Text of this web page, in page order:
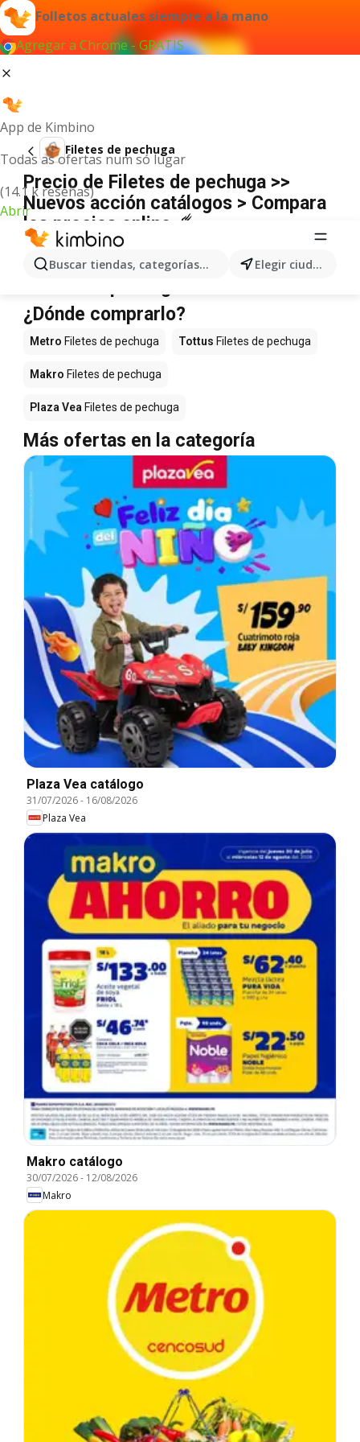
Folletos actuales siempre a la mano
Agregar a Chrome - GRATIS
App de Kimbino
Todas as ofertas num só lugar
(14.1 k reseñas)
Abrir
Buscar tiendas, categorías, productos... Elegir ciudad
Filetes de pechuga
Precio de Filetes de pechuga >>
Nuevos acción catálogos > Compara
los precios online ☄️
No hemos encontrado resultados para este
término.
¿Dónde comprarlo?
Metro Filetes de pechuga Tottus Filetes de pechuga
Makro Filetes de pechuga
Plaza Vea Filetes de pechuga
Más ofertas en la categoría
Plaza Vea catálogo
31/07/2026- 16/08/2026
Plaza Vea
Makro catálogo
30/07/2026- 12/08/2026
Makro